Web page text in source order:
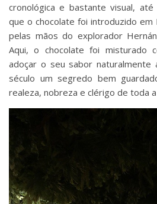
cronológica e bastante visual,
que o chocolate foi introduzido em
pelas mãos do explorador
Aqui, o chocolate foi misturado
adoçar o seu sabor naturalmente
século um segredo bem
realeza, nobreza e clérigo de toda